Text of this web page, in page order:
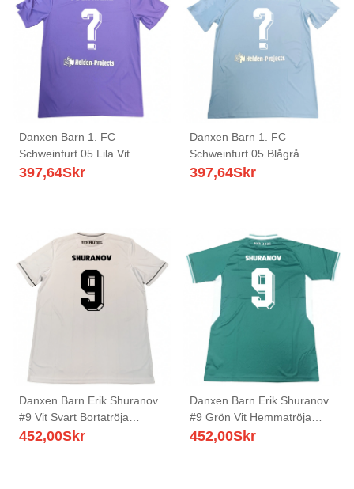
Danxen Barn 1. FC
Schweinfurt 05 Lila Vit
Målvaktströja 2025/26 T-
397,64Skr
Danxen Barn 1. FC
Schweinfurt 05 Blågrå
Målvaktströja 2025/26 T-
397,64Skr
Danxen Barn Erik Shuranov
#9 Vit Svart Bortatröja
Matchtröjor 2025/26 Tröjor
452,00Skr
Danxen Barn Erik Shuranov
#9 Grön Vit Hemmatröja
Matchtröjor 2025/26 Tröjor
452,00Skr